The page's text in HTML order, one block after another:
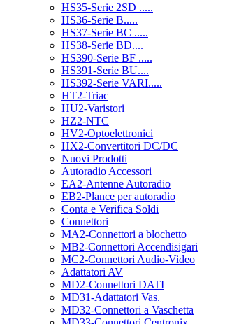
HS35-Serie 2SD .....
HS36-Serie B.....
HS37-Serie BC .....
HS38-Serie BD....
HS390-Serie BF .....
HS391-Serie BU....
HS392-Serie VARI.....
HT2-Triac
HU2-Varistori
HZ2-NTC
HV2-Optoelettronici
HX2-Convertitori DC/DC
Nuovi Prodotti
Autoradio Accessori
EA2-Antenne Autoradio
EB2-Plance per autoradio
Conta e Verifica Soldi
Connettori
MA2-Connettori a blochetto
MB2-Connettori Accendisigari
MC2-Connettori Audio-Video
Adattatori AV
MD2-Connettori DATI
MD31-Adattatori Vas.
MD32-Connettori a Vaschetta